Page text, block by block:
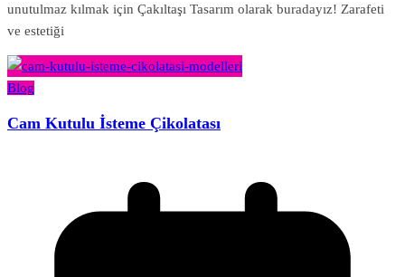
unutulmaz kılmak için Çakıltaşı Tasarım olarak buradayız! Zarafeti
ve estetiği
Blog
Cam Kutulu İsteme Çikolatası